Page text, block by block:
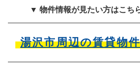
▼ 物件情報が見たい方はこち
湯沢市周辺の賃貸物